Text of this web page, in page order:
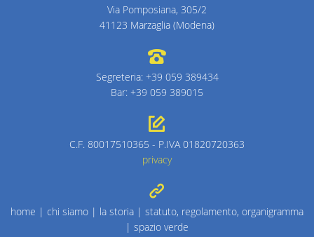
Via Pomposiana, 305/2
41123 Marzaglia (Modena)
Segreteria: +39 059 389434
Bar: +39 059 389015
C.F. 80017510365 - P.IVA 01820720363
privacy
home | chi siamo | la storia | statuto, regolamento, organigramma
| spazio verde